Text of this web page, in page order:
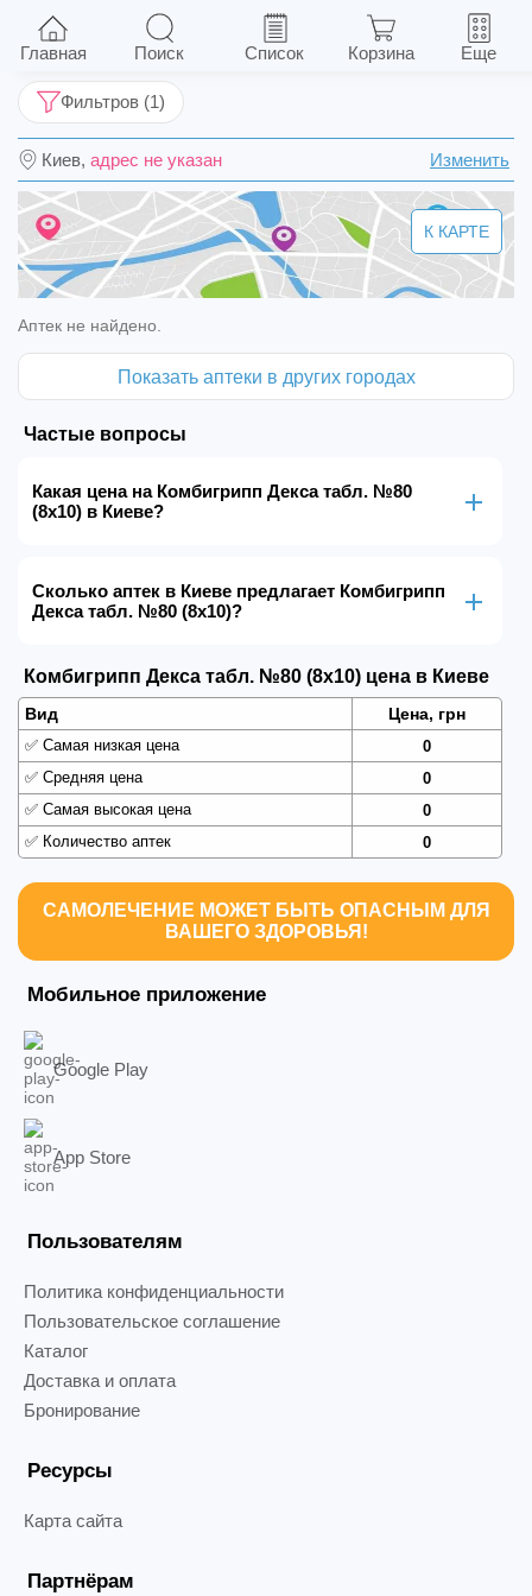
Комбигрипп Декса табл. №80 (8х10)
Киев, адрес не указан Изменить
Фильтров (1)
К КАРТЕ
Аптек не найдено.
Показать аптеки в других городах
Частые вопросы
Какая цена на Комбигрипп Декса табл. №80
(8х10) в Киеве?
Сколько аптек в Киеве предлагает Комбигрипп
Декса табл. №80 (8х10)?
Комбигрипп Декса табл. №80 (8х10) цена в Киеве
Вид Цена, грн
✅ Самая низкая цена
0
✅ Средняя цена
0
✅ Самая высокая цена
0
✅ Количество аптек 0
САМОЛЕЧЕНИЕ МОЖЕТ БЫТЬ ОПАСНЫМ ДЛЯ
ВАШЕГО ЗДОРОВЬЯ!
Мобильное приложение
Google Play
App Store
Пользователям
Политика конфиденциальности
Пользовательское соглашение
Каталог
Доставка и оплата
Бронирование
Ресурсы
Карта сайта
Партнёрам
Главная Поиск Список Корзина Еще